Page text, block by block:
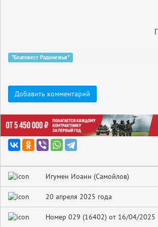
"Благовест Радонежья"
Добавить комментарий
Игумен Иоанн (Самойлов)
20 апреля 2025 года
Номер 029 (16402) от 16/04/2025